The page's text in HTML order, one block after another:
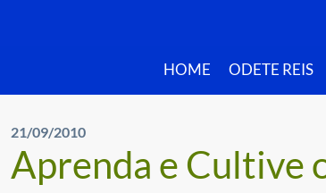
HOME ODETE REIS
21/09/2010
Aprenda e Cultive